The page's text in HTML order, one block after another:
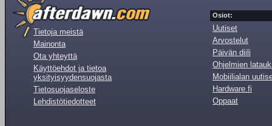
Tietoja meistä
Mainonta
Ota yhteyttä
Käyttöehdot ja tietoa
yksityisyydensuojasta
Tietosuojaseloste
Lehdistötiedotteet
Osiot:
Uutiset
Arvostelut
Päivän diili
Ohjelmien
Mobiilialan
Hardware.fi
Oppaat